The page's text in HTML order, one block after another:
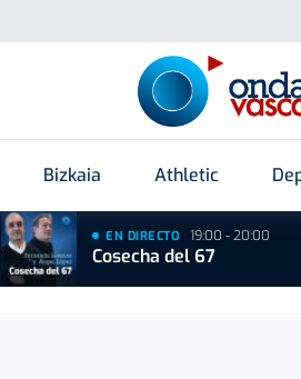
Bizkaia Athletic
EN DIRECTO 19:00 - 20:00
Cosecha del 67